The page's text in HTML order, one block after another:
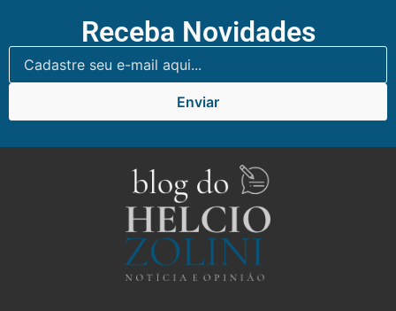
Receba Novidades
Enviar